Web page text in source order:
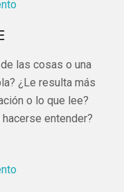
las cosas o una
¿Le resulta más
o lo que lee?
entender?